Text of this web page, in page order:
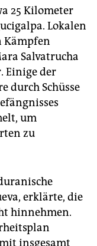
25 Kilometer
Lokalen
Kämpfen
Salvatrucha
Einige der
durch Schüsse
um
zu
erklärte, die
hinnehmen.
insgesamt